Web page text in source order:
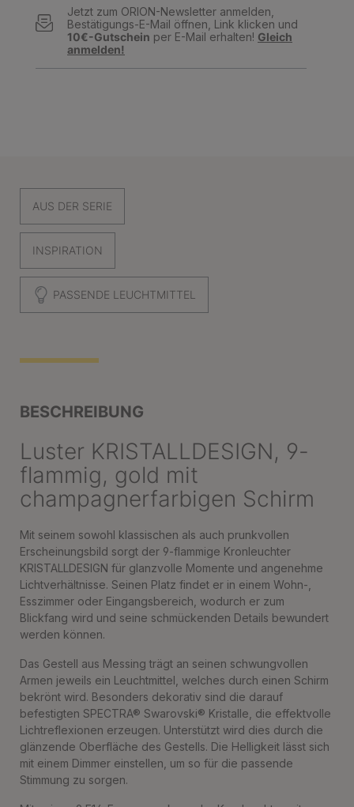
Jetzt zum ORION-Newsletter anmelden,
Bestätigungs-E-Mail öffnen, Link klicken und
10€-Gutschein per E-Mail erhalten! Gleich
anmelden!
AUS DER SERIE
INSPIRATION
PASSENDE LEUCHTMITTEL
BESCHREIBUNG
Luster KRISTALLDESIGN, 9-
flammig, gold mit
champagnerfarbigen Schirm
Mit seinem sowohl klassischen als auch prunkvollen
Erscheinungsbild sorgt der 9-flammige Kronleuchter
KRISTALLDESIGN für glanzvolle Momente und angenehme
Lichtverhältnisse. Seinen Platz findet er in einem Wohn-,
Esszimmer oder Eingangsbereich, wodurch er zum
Blickfang wird und seine schmückenden Details bewundert
werden können.
Das Gestell aus Messing trägt an seinen schwungvollen
Armen jeweils ein Leuchtmittel, welches durch einen Schirm
bekrönt wird. Besonders dekorativ sind die darauf
befestigten SPECTRA® Swarovski® Kristalle, die effektvolle
Lichtreflexionen erzeugen. Unterstützt wird dies durch die
glänzende Oberfläche des Gestells. Die Helligkeit lässt sich
mit einem Dimmer einstellen, um so für die passende
Stimmung zu sorgen.